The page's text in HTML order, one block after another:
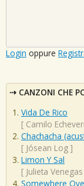
Login oppure
CANZONI CHE
Vida De Rico
[ Camilo
Chachacha
[ Jósean Log ]
Limon Y Sal
[ Julieta Venegas
Somewhere